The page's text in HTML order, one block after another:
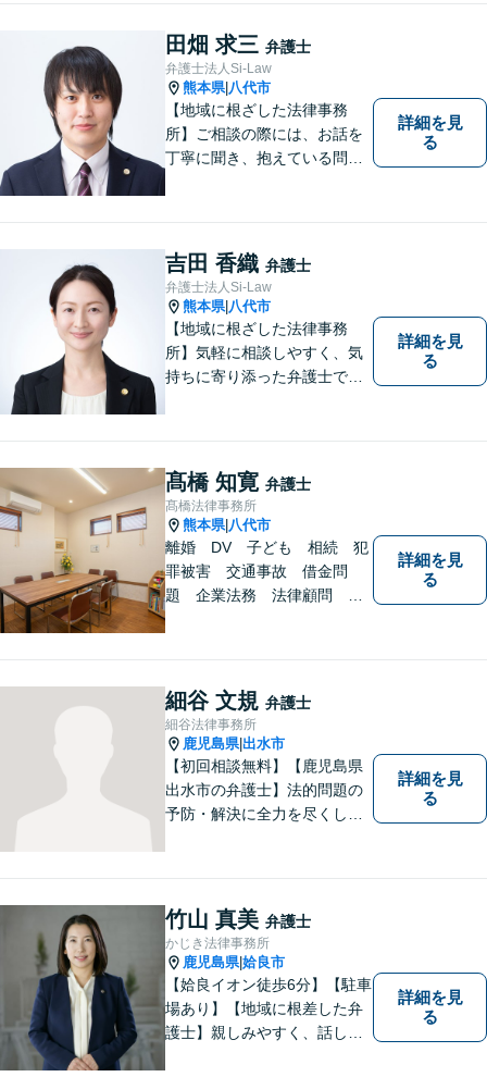
す。一人でも多くの熊本地域
の人たちに紛争のない「平穏
な生活」を提供するという志
を持って日々の仕事に取り組
んでまいります。
田畑 求三 弁護士
弁護士法人Si-Law
熊本県| 八代市
【地域に根ざした法律事務
所】ご相談の際には、お話を
丁寧に聞き、抱えている問題
をご提案できるよう心がけて
います。 1人で悩まず、お気
軽にご相談ください。
詳細を見
る
吉田 香織 弁護士
弁護士法人Si-Law
熊本県| 八代市
【地域に根ざした法律事務
所】気軽に相談しやすく、気
持ちに寄り添った弁護士であ
やお気持ちに配慮し、納得の
いく解決のサポートができま
すよう、一つ一つのご依頼に
誠実に取り組んでまいりま
す。
詳細を見
る
髙橋 知寛 弁護士
髙橋法律事務所
熊本県| 八代市
離婚 DV 子ども 相続 犯
罪被害 交通事故 借金問
題 企業法務 法律顧問
【バリアフリー】
詳細を見
る
細谷 文規 弁護士
細谷法律事務所
鹿児島県|出水市
【初回相談無料】【鹿児島県
出水市の弁護士】法的問題の
予防・解決に全力を尽くしま
詳細を見
る
竹山 真美 弁護士
かじき法律事務所
鹿児島県|姶良市
【姶良イオン徒歩6分】【駐車
場あり】【地域に根差した弁
護士】親しみやすく、話しや
詳細を見
る